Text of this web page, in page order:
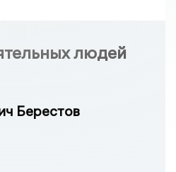
людей
Берестов